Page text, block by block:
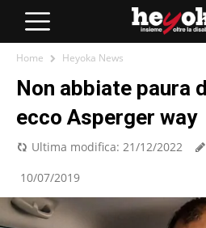
Home Heyoka News
Non abbiate paura
ecco Asperger way
Ultima modifica: 21/12/2022
10/07/2019